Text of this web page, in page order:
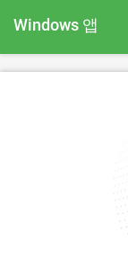
Windows 앱